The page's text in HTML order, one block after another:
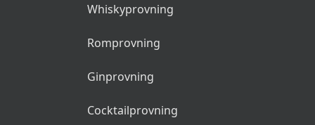
Whiskyprovning
Romprovning
Ginprovning
Cocktailprovning